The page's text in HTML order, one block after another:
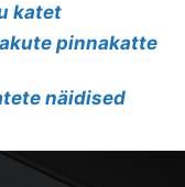
katet
pinnakatte
näidised